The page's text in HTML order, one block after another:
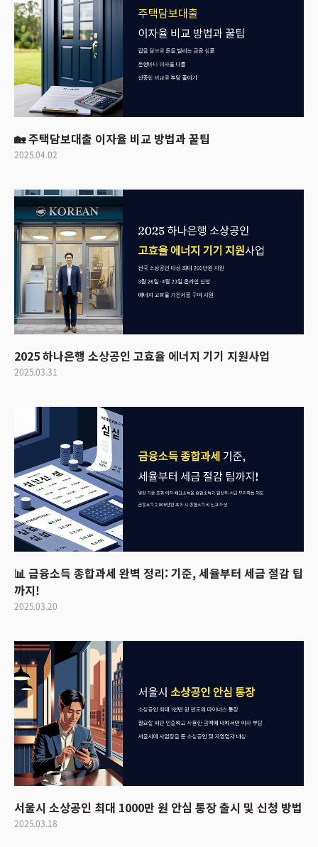
🏡 주택담보대출 이자율 비교 방법과 꿀팁
2025.04.02
2025 하나은행 소상공인 고효율 에너지 기기 지원사업
2025.03.31
📊 금융소득 종합과세 완벽 정리: 기준, 세율부터 세금 절감 팁
까지!
2025.03.20
서울시 소상공인 최대 1000만 원 안심 통장 출시 및 신청 방법
2025.03.18